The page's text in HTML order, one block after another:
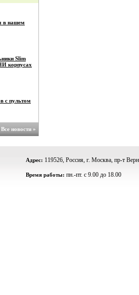
в нашем
Slim
корпусах
с пультом
Все новости »
Адрес: 119526, Россия, г. Москва, пр-т
Время работы: пн.-пт. c 9.00 до 18.00